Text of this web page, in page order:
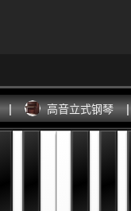
| 高音立式钢琴 |